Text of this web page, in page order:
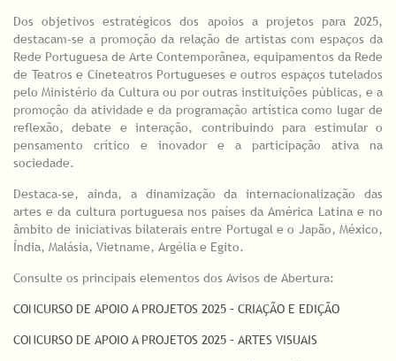
Dos objetivos estratégicos dos apoios a projetos para 2025,
destacam-se a promoção da relação de artistas com espaços da
Rede Portuguesa de Arte Contemporânea, equipamentos da Rede
de Teatros e Cineteatros Portugueses e outros espaços tutelados
pelo Ministério da Cultura ou por outras instituições públicas, e a
promoção da atividade e da programação artística como lugar de
reflexão, debate e interação, contribuindo para estimular o
pensamento crítico e inovador e a participação ativa na
sociedade.
Destaca-se, ainda, a dinamização da internacionalização das
artes e da cultura portuguesa nos países da América Latina e no
âmbito de iniciativas bilaterais entre Portugal e o Japão, México,
Índia, Malásia, Vietname, Argélia e Egito.
Consulte os principais elementos dos Avisos de Abertura:
CONCURSO DE APOIO A PROJETOS 2025 – CRIAÇÃO E EDIÇÃO
CONCURSO DE APOIO A PROJETOS 2025 – ARTES VISUAIS